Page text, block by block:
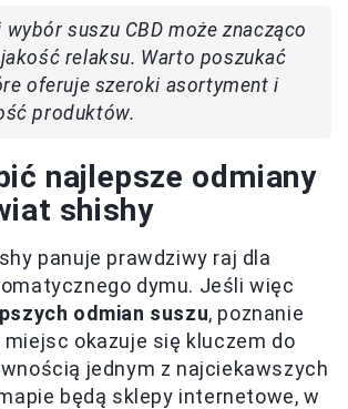
suszu CBD może znacząco
jakość relaksu. Warto poszukać
oferuje szeroki asortyment i
produktów.
najlepsze odmiany
shishy
panuje prawdziwy raj dla
dymu. Jeśli więc
odmian suszu, poznanie
okazuje się kluczem do
jednym z najciekawszych
będą sklepy internetowe, w